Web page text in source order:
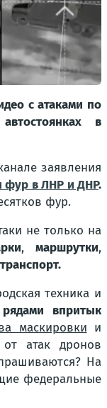
с атаками по
в
заявления
фур в ЛНР и ДНР.
фур.
не только на
, маршрутки,
техника и
впритык
маскировки и
от атак дронов
На
федеральные